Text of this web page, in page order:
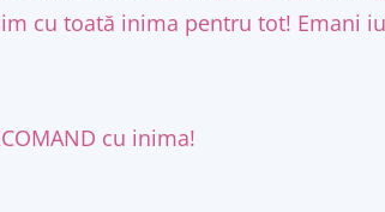
cu toată inima pentru tot! Emani
cu inima!